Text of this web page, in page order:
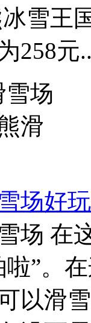
雪王
258元
场好
场 在
啦”。
以滑